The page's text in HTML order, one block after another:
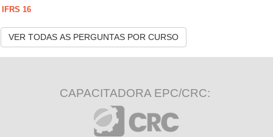
IFRS 16
VER TODAS AS PERGUNTAS POR CURSO
CAPACITADORA EPC/CRC: